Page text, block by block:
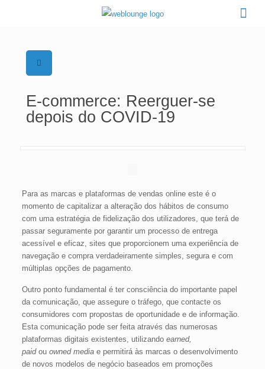
E-commerce: Reerguer-se
depois do COVID-19
Para as marcas e plataformas de vendas online este é o
momento de capitalizar a alteração dos hábitos de consumo
com uma estratégia de fidelização dos utilizadores, que terá de
passar seguramente por garantir um processo de entrega
acessível e eficaz, sites que proporcionem uma experiência de
navegação e compra verdadeiramente simples, segura e com
múltiplas opções de pagamento.
Outro ponto fundamental é ter consciência do importante papel
da comunicação, que assegure o tráfego, que contacte os
consumidores com propostas de oportunidade e de informação.
Esta comunicação pode ser feita através das numerosas
plataformas digitais existentes, utilizandoearned,
paidouowned media e permitirá às marcas o desenvolvimento
de novos modelos de negócio baseados em promoções